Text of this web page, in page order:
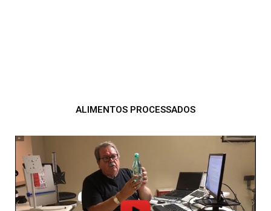
ALIMENTOS PROCESSADOS